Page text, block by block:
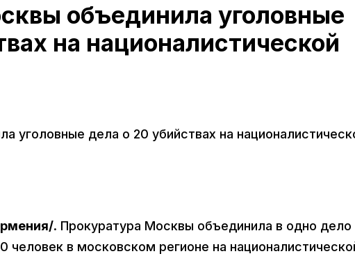
объединила уголовные
на националистической
уголовные дела о 20 убийствах на
. Прокуратура Москвы объединила в одно дело
человек в московском регионе на